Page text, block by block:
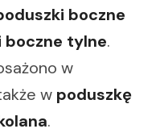
boczne
boczne tylne.
w
w poduszkę
.